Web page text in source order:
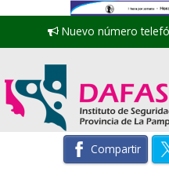
Nuevo número
Compartir